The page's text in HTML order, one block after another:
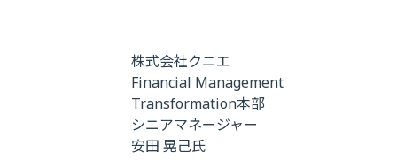
株式会社クニエ
Financial Management
Transformation本部
シニアマネージャー
安田 晃己氏